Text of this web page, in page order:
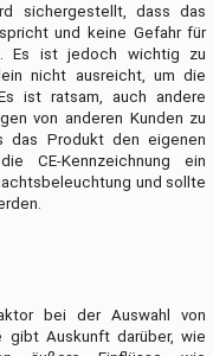
sichergestellt, dass das
und keine Gefahr für
Es ist jedoch wichtig zu
nicht ausreicht, um die
ist ratsam, auch andere
von anderen Kunden zu
das Produkt den eigenen
CE-Kennzeichnung ein
und sollte
bei der Auswahl von
gibt Auskunft darüber, wie